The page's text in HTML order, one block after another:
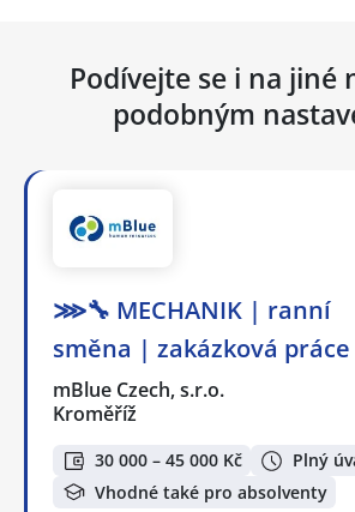
Podívejte se i na jiné
podobným
⋙🔧 MECHANIK | ranní
směna | zakázková
mBlue Czech, s.r.o.
Kroměříž
30 000 – 45 000 Kč
Plný
Vhodné také pro absolventy